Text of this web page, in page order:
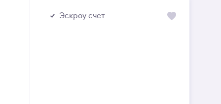
Эскроу счет